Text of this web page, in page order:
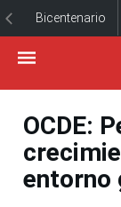
Bicentenario
OCDE:
entorno